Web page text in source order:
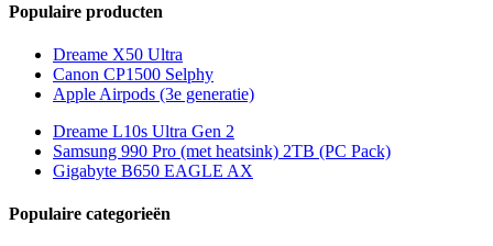
Populaire producten
Dreame X50 Ultra
Canon CP1500 Selphy
Apple Airpods (3e generatie)
Dreame L10s Ultra Gen 2
Samsung 990 Pro (met heatsink) 2TB (PC Pack)
Gigabyte B650 EAGLE AX
Populaire categorieën